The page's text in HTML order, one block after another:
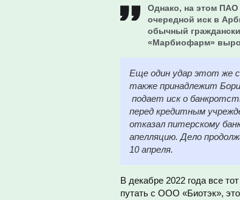
Однако, на этом ПАО
очередной иск в
обычный
«Марбиофарм»
Еще один удар этот же
также принадлежит
подает иск о
перед кредитным
отказал питерскому
апелляцию. Дело
10 апреля.
В декабре 2022 года все
путать с ООО «Биотэк»,